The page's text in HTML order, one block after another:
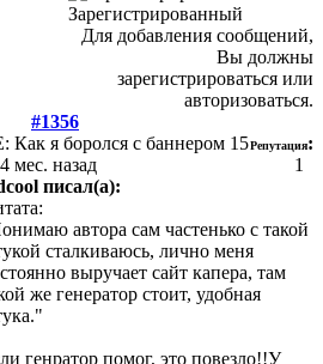
Зарегистрированный
Для добавления сообщений,
Вы должны
зарегистрироваться или
авторизоваться.
#1356
Как я боролся с баннером 15
мес. назад
Репутация:
1
писал(а):
автора сам частенько с такой
сталкиваюсь, лично меня
выручает сайт капера, там
же генератор стоит, удобная
генратор помог, это повезло!!У